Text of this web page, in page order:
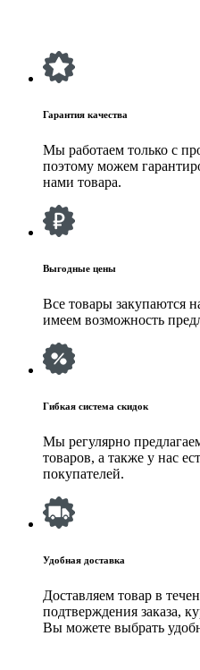
Гарантия качества
Мы работаем только с
поэтому можем
нами товара.
Выгодные цены
Все товары закупаются
имеем возможность
Гибкая система скидок
Мы регулярно
товаров, а также у нас
покупателей.
Удобная доставка
Доставляем товар в
подтверждения заказа,
Вы можете выбрать